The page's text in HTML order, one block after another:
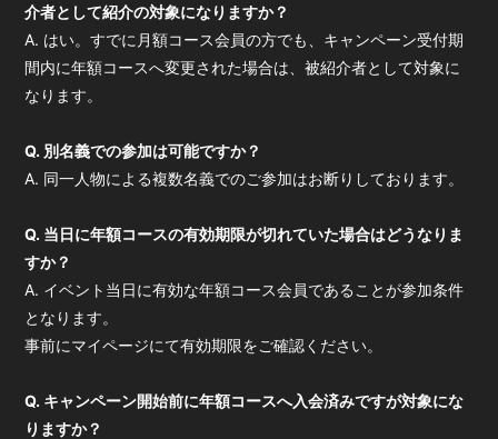
介者として紹介の対象になりますか？
A. はい。すでに月額コース会員の方でも、キャンペーン受付期
間内に年額コースへ変更された場合は、被紹介者として対象に
なります。
Q. 別名義での参加は可能ですか？
A. 同一人物による複数名義でのご参加はお断りしております。
Q. 当日に年額コースの有効期限が切れていた場合はどうなりま
すか？
A. イベント当日に有効な年額コース会員であることが参加条件
となります。
事前にマイページにて有効期限をご確認ください。
Q. キャンペーン開始前に年額コースへ入会済みですが対象にな
りますか？